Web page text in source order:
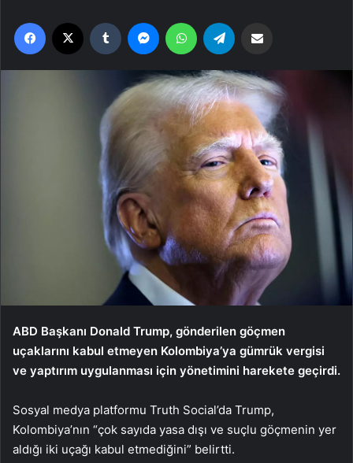
Facebook Tumblr MessengerWhatsApp
ABD Başkanı Donald Trump, gönderilen göçmen
uçaklarını kabul etmeyen Kolombiya’ya gümrük vergisi
ve yaptırım uygulanması için yönetimini harekete geçirdi.
Sosyal medya platformu Truth Social’da Trump,
Kolombiya’nın “çok sayıda yasa dışı ve suçlu göçmenin yer
aldığı iki uçağı kabul etmediğini” belirtti.